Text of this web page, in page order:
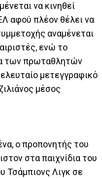
να κινηθεί
αφού πλέον θέλει να
αναμένεται
ενώ το
των πρωταθλητών
μετεγγραφικό
μέσος
ο προπονητής του
στα παιχνίδια του
Τσάμπιονς Λιγκ σε